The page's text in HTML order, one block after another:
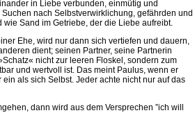
in Liebe verbunden, einmütig und
nach Selbstverwirklichung, gefährden und
Sand im Getriebe, der die Liebe aufreibt.
Ehe, wird nur dann sich vertiefen und dauern,
dient; seinen Partner, seine Partnerin
nicht zur leeren Floskel, sondern zum
und wertvoll ist. Das meint Paulus, wenn er
als sich Selbst. Jeder achte nicht nur auf das
dann wird aus dem Versprechen ”ich will